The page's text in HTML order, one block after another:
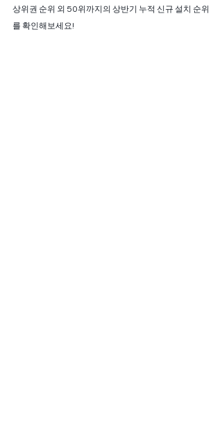
상위권 순위 외 50위까지의 상반기 누적 신규 설치 순위
를 확인해보세요!